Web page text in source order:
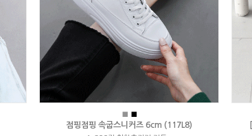
■ ■
점핑점핑 속굽스니커즈 6cm (117L8)